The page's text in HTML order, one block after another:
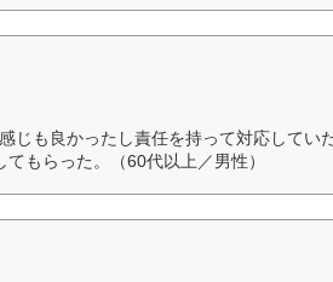
じも良かったし責任を持って対応してい
もらった。（60代以上／男性）